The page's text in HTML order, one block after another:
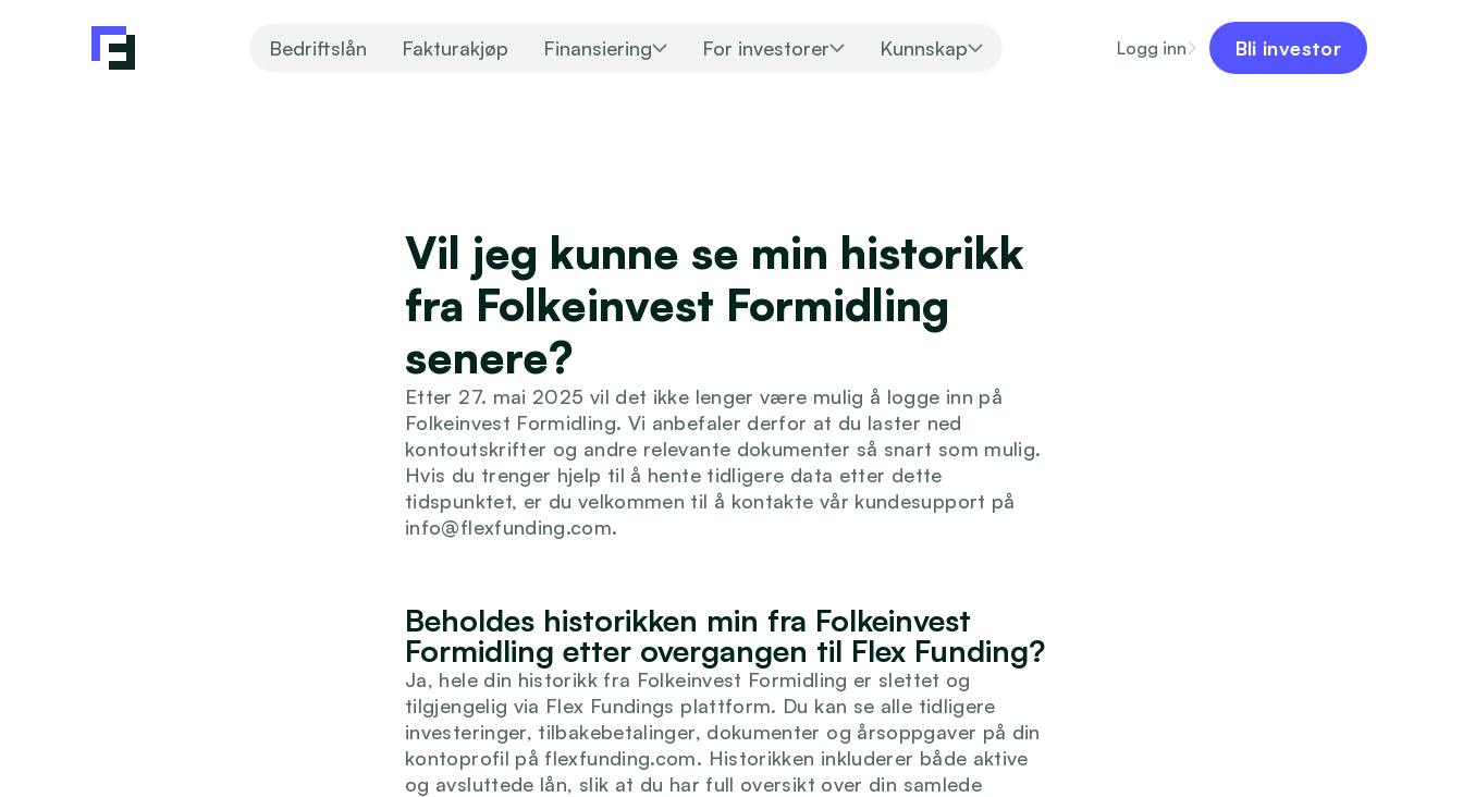
Bedriftslån Fakturakjøp Finansiering For investorer Kunnskap Logg inn Bli investor
Vil jeg kunne se min historikk
fra Folkeinvest Formidling
senere?
Etter 27. mai 2025 vil det ikke lenger være mulig å logge inn på
Folkeinvest Formidling. Vi anbefaler derfor at du laster ned
kontoutskrifter og andre relevante dokumenter så snart som mulig.
Hvis du trenger hjelp til å hente tidligere data etter dette
tidspunktet, er du velkommen til å kontakte vår kundesupport på
info@flexfunding.com.
Beholdes historikken min fra Folkeinvest
Formidling etter overgangen til Flex Funding?
Ja, hele din historikk fra Folkeinvest Formidling er slettet og
tilgjengelig via Flex Fundings plattform. Du kan se alle tidligere
investeringer, tilbakebetalinger, dokumenter og årsoppgaver på din
kontoprofil på flexfunding.com. Historikken inkluderer både aktive
og avsluttede lån, slik at du har full oversikt over din samlede